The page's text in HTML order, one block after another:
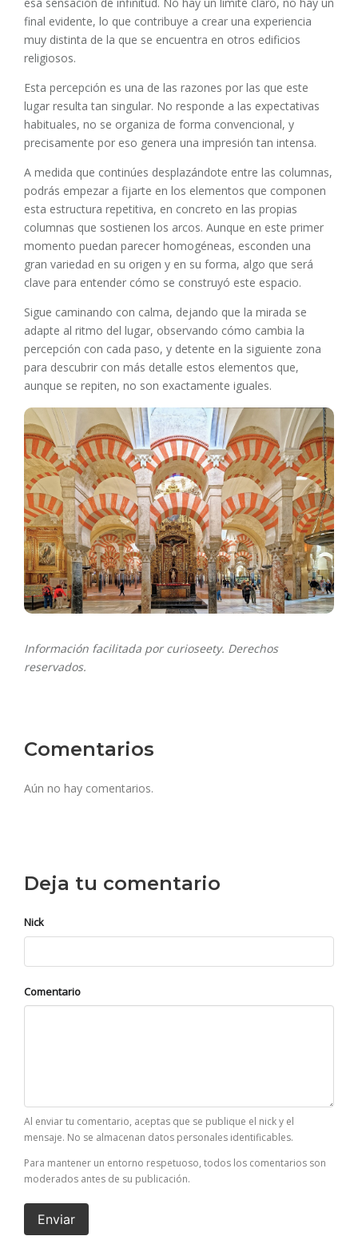
final evidente, lo que contribuye a crear una experiencia
muy distinta de la que se encuentra en otros edificios
religiosos.
Esta percepción es una de las razones por las que este
lugar resulta tan singular. No responde a las expectativas
habituales, no se organiza de forma convencional, y
precisamente por eso genera una impresión tan intensa.
A medida que continúes desplazándote entre las columnas,
podrás empezar a fijarte en los elementos que componen
esta estructura repetitiva, en concreto en las propias
columnas que sostienen los arcos. Aunque en este primer
momento puedan parecer homogéneas, esconden una
gran variedad en su origen y en su forma, algo que será
clave para entender cómo se construyó este espacio.
Sigue caminando con calma, dejando que la mirada se
adapte al ritmo del lugar, observando cómo cambia la
percepción con cada paso, y detente en la siguiente zona
para descubrir con más detalle estos elementos que,
aunque se repiten, no son exactamente iguales.
Información facilitada por curioseety. Derechos
reservados.
Comentarios
Aún no hay comentarios.
Deja tu comentario
Nick
Comentario
Al enviar tu comentario, aceptas que se publique el nick y el
mensaje. No se almacenan datos personales identificables.
Para mantener un entorno respetuoso, todos los comentarios son
moderados antes de su publicación.
Enviar